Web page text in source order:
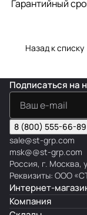
Гарантийный
Назад к списку
Подписаться на
8 (800) 555-66-89
sale@st-grp.com
msk@@st-grp.com
Россия, г. Москва,
Реквизиты: ООО
Интернет-
Компания